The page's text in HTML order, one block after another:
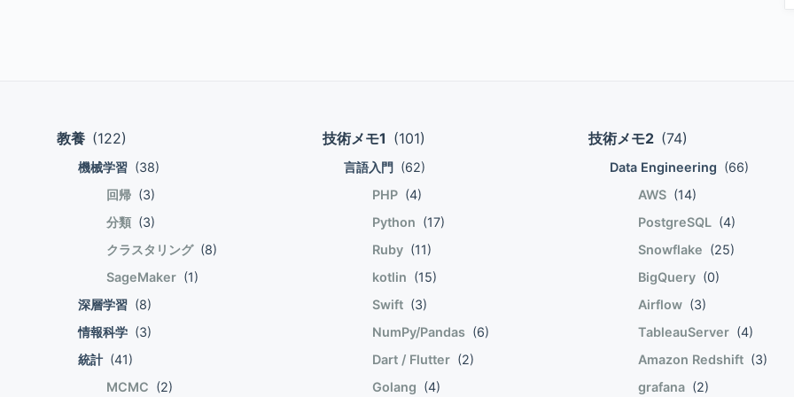
ルを加算して降下していくから「確率的勾配降下法」という。へぇ。 パーセプトロンの収束速度 数値
勾配降下法においてはトレーニングデータφのcにより調整する。 $$ begin{eqnarray} phi &=& left (
するときw0は1回の繰り返しで±cの範囲で増減する。cを大きくするとw0の増減範囲が大きくなり収
束速度が速くなる。ではこのパラメータcはどのように決めるのか..はまた別のエントリで..。 $$
begin{eqnarray} w\' = w + t_n phi_n end{eqnarray} $$ 分類アルゴリズムとして、パラメトリックモ
デルが線形でない場合や、そもそも教師無しの場合など、他にもいろいろあるので、別エントリに書い
教養 (122)
機械学習 (38)
回帰 (3)
分類 (3)
クラスタリング (8)
SageMaker (1)
深層学習 (8)
情報科学 (3)
統計 (41)
MCMC (2)
技術メモ1 (101)
言語入門 (62)
PHP (4)
Python (17)
Ruby (11)
kotlin (15)
Swift (3)
NumPy/Pandas (6)
Dart / Flutter (2)
Golang (4)
技術メモ2 (74)
Data Engineering (66)
AWS (14)
PostgreSQL (4)
Snowflake (25)
BigQuery (0)
Airflow (3)
TableauServer (4)
Amazon Redshift (3)
grafana (2)